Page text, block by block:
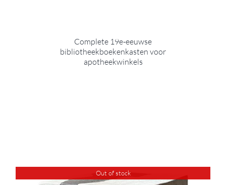
Complete 19e-eeuwse
bibliotheekboekenkasten voor
apotheekwinkels
Out of stock